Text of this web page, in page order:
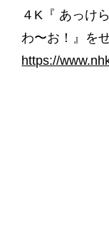
４K『 あっけ
わ〜お！』を
https://